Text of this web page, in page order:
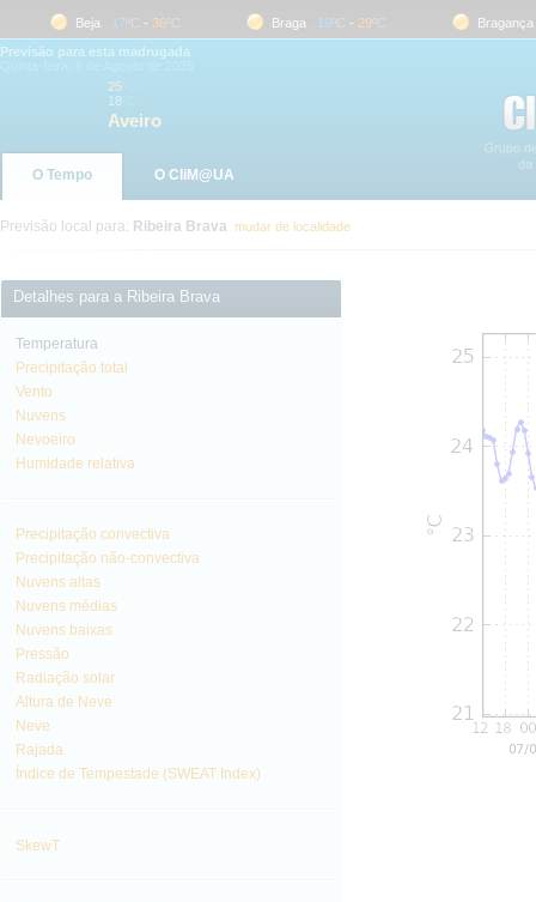
Beja 17 ºC- 36 ºC Braga 19 ºC- 29 ºC Bragança
Previsão para esta madrugada
25
18
Aveiro
O Tempo O CliM@UA
Previsão local para: Ribeira Brava mudar de localidade
Detalhes para a Ribeira Brava
Temperatura
Precipitação total
Vento
Nuvens
Nevoeiro
Humidade relativa
Precipitação convectiva
Precipitação não-convectiva
Nuvens altas
Nuvens médias
Nuvens baixas
Pressão
Radiação solar
Altura de Neve
Neve
Rajada
Índice de Tempestade (SWEAT Index)
SkewT